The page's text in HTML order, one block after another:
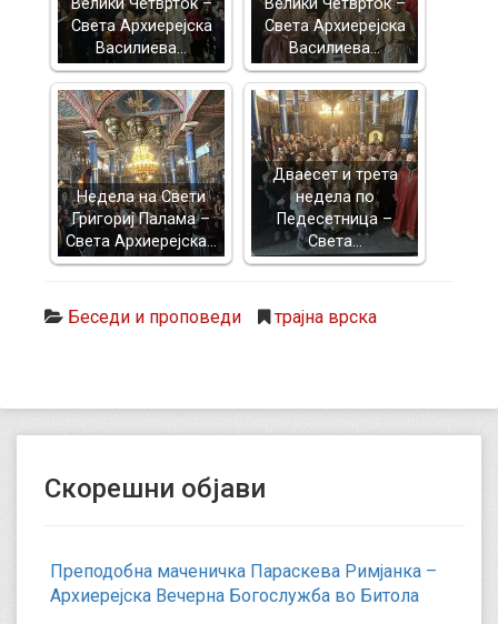
Велики Четврток –
Света Архиерејска
Василиева…
Велики Четврток –
Света Архиерејска
Василиева…
Недела на Свети
Григориј Палама –
Света Архиерејска…
Дваесет и трета
недела по
Педесетница –
Света…
Беседи и проповеди трајна врска
Скорешни објави
Преподобна маченичка Параскева Римјанка –
Архиерејска Вечерна Богослужба во Битола